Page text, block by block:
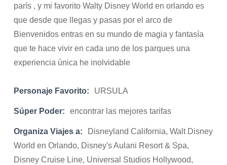
parís , y mi favorito Walty Disney World en orlando es
que desde que llegas y pasas por el arco de
Bienvenidos entras en su mundo de magia y fantasía
que te hace vivir en cada uno de los parques una
experiencia única he inolvidable
Personaje Favorito: URSULA
Súper Poder: encontrar las mejores tarifas
Organiza Viajes a:
Disneyland California, Walt Disney
World en Orlando, Disney's Aulani Resort & Spa,
Disney Cruise Line, Universal Studios Hollywood,